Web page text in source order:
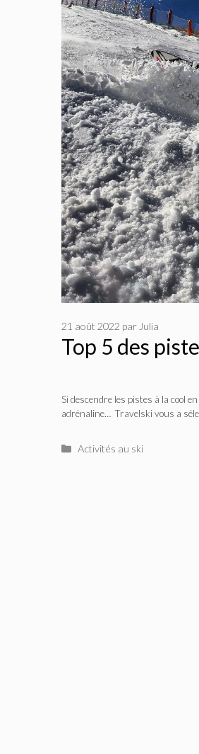
Top 5 des
21 août 2022 par Julia
Si descendre les pistes à la cool
adrénaline… Travelski vous a
Catégories
Activités au ski